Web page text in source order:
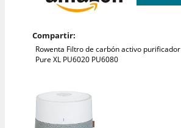
Compartir:
Rowenta Filtro de carbón activo
Pure XL PU6020 PU6080